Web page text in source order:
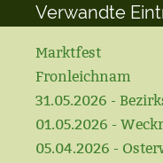
Verwandte
Marktfest
Fronleichnam
31.05.2026 -
01.05.2026 -
05.04.2026 -